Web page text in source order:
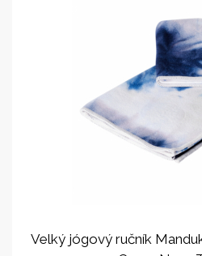
Velký jógový ručník